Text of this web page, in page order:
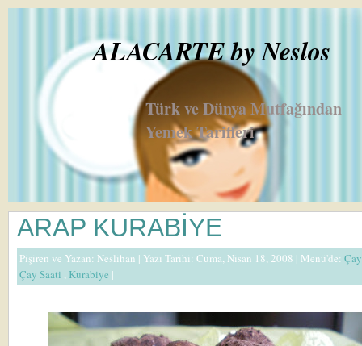
ALACARTE by Neslos
Türk ve Dünya Mutfağından
Yemek Tarifleri
ARAP KURABİYE
Pişiren ve Yazan: Neslihan | Yazı Tarihi: Cuma, Nisan 18, 2008 | Menü'de:
Çay Saati , Kurabiye |